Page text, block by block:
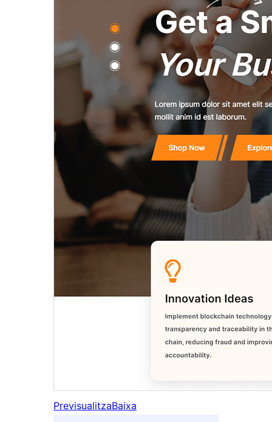
PrevisualitzaBaixa